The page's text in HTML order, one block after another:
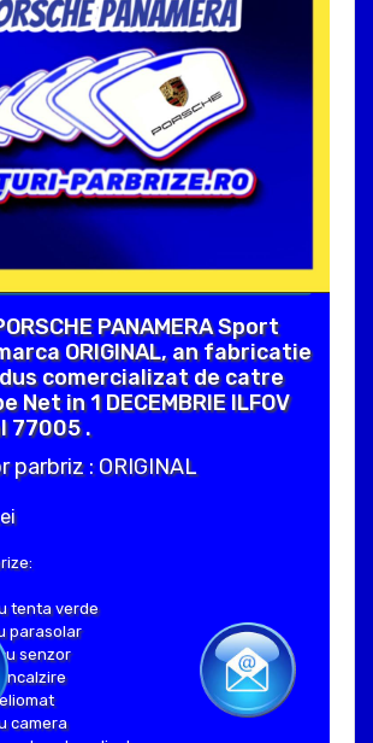
PANAMERA Sport
ORIGINAL, an fabricatie
comercializat de catre
Net in 1 DECEMBRIE ILFOV
77005 .
parbriz : ORIGINAL
tenta verde
parasolar
senzor
incalzire
camera